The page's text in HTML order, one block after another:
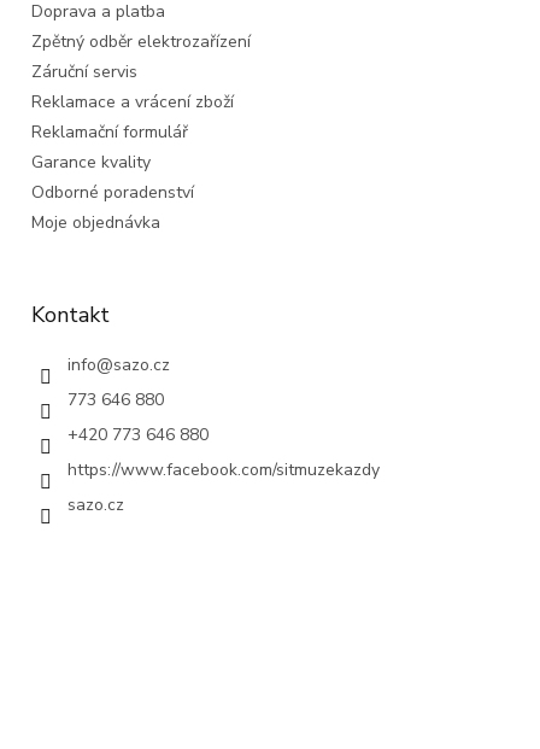
Doprava a platba
Zpětný odběr elektrozařízení
Záruční servis
Reklamace a vrácení zboží
Reklamační formulář
Garance kvality
Odborné poradenství
Moje objednávka
Kontakt
info@sazo.cz
773 646 880
+420 773 646 880
https://www.facebook.com/sitmuzekazdy
sazo.cz